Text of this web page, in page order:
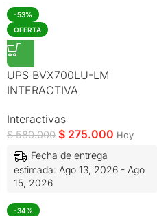
-53%
OFERTA
UPS BVX700LU-LM
INTERACTIVA
Interactivas
$580.000 $ 275.000 Hoy
Fecha de entrega
estimada: Ago 13, 2026 - Ago
15, 2026
-34%